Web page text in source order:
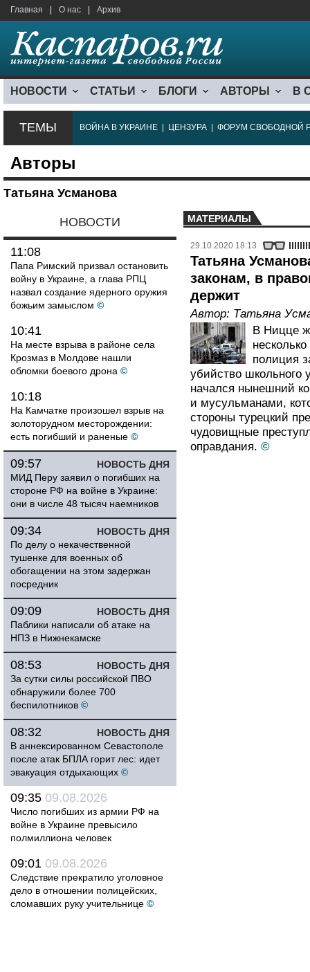
Главная О нас Архив
НОВОСТИ СТАТЬИ БЛОГИ АВТОРЫ В
ТЕМЫ ВОЙНА В УКРАИНЕ ЦЕНЗУРА ФОРУМ СВОБОДНОЙ
Авторы
Татьяна Усманова
НОВОСТИ
11:08
Папа Римский призвал остановить
войну в Украине, а глава РПЦ
назвал создание ядерного оружия
божьим замыслом ©
10:41
На месте взрыва в районе села
Крозмаз в Молдове нашли
обломки боевого дрона ©
10:18
На Камчатке произошел взрыв на
золоторудном месторождении:
есть погибший и раненые ©
НОВОСТЬ ДНЯ
09:57
МИД Перу заявил о погибших на
стороне РФ на войне в Украине:
они в числе 48 тысяч наемников
НОВОСТЬ ДНЯ
09:34
По делу о некачественной
тушенке для военных об
обогащении на этом задержан
посредник
НОВОСТЬ ДНЯ
09:09
Паблики написали об атаке на
НПЗ в Нижнекамске
НОВОСТЬ ДНЯ
08:53
За сутки силы российской ПВО
обнаружили более 700
беспилотников ©
НОВОСТЬ ДНЯ
08:32
В аннексированном Севастополе
после атак БПЛА горит лес: идет
эвакуация отдыхающих ©
09:35 09.08.2026
Число погибших из армии РФ на
войне в Украине превысило
полмиллиона человек
09:01 09.08.2026
Следствие прекратило уголовное
дело в отношении полицейских,
сломавших руку учительнице ©
МАТЕРИАЛЫ
29.10.2020 18:13
Татьяна
законам, в
держит
Автор: Татьяна
В Ницце
полиция
убийство школьного
начался нынешний
и мусульманами,
стороны турецкий
чудовищные
оправдания. ©